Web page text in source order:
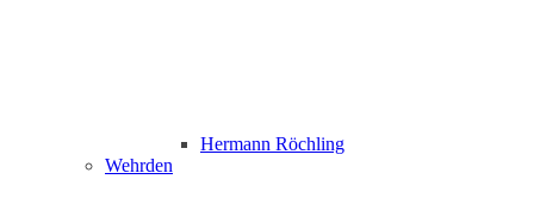
Hermann Röchling
Wehrden